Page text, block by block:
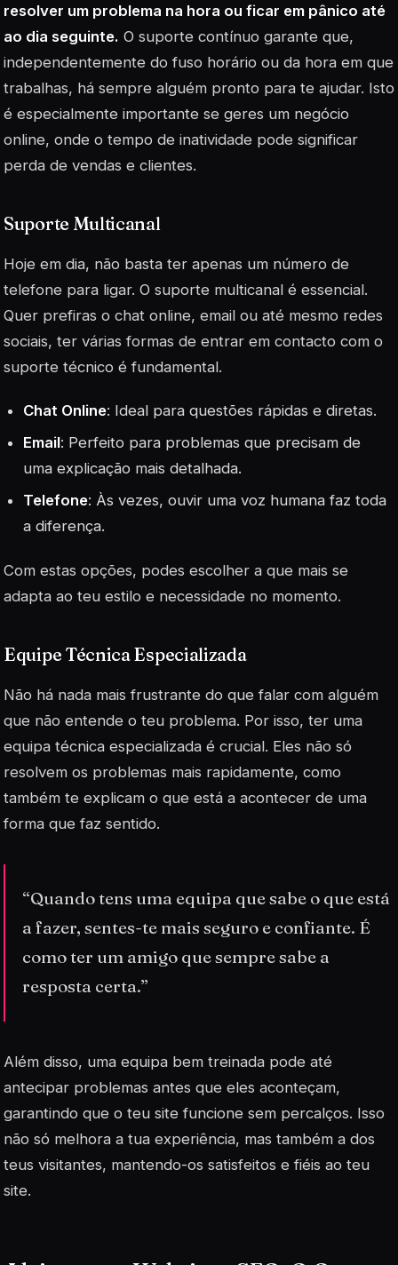
resolver um problema na hora ou ficar em pânico até
ao dia seguinte. O suporte contínuo garante que,
independentemente do fuso horário ou da hora em que
trabalhas, há sempre alguém pronto para te ajudar. Isto
é especialmente importante se geres um negócio
online, onde o tempo de inatividade pode significar
perda de vendas e clientes.
Suporte Multicanal
Hoje em dia, não basta ter apenas um número de
telefone para ligar. O suporte multicanal é essencial.
Quer prefiras o chat online, email ou até mesmo redes
sociais, ter várias formas de entrar em contacto com o
suporte técnico é fundamental.
Chat Online: Ideal para questões rápidas e diretas.
Email: Perfeito para problemas que precisam de
uma explicação mais detalhada.
Telefone: Às vezes, ouvir uma voz humana faz toda
a diferença.
Com estas opções, podes escolher a que mais se
adapta ao teu estilo e necessidade no momento.
Equipe Técnica Especializada
Não há nada mais frustrante do que falar com alguém
que não entende o teu problema. Por isso, ter uma
equipa técnica especializada é crucial. Eles não só
resolvem os problemas mais rapidamente, como
também te explicam o que está a acontecer de uma
forma que faz sentido.
“Quando tens uma equipa que sabe o que está
a fazer, sentes-te mais seguro e confiante. É
como ter um amigo que sempre sabe a
resposta certa.”
Além disso, uma equipa bem treinada pode até
antecipar problemas antes que eles aconteçam,
garantindo que o teu site funcione sem percalços. Isso
não só melhora a tua experiência, mas também a dos
teus visitantes, mantendo-os satisfeitos e fiéis ao teu
site.